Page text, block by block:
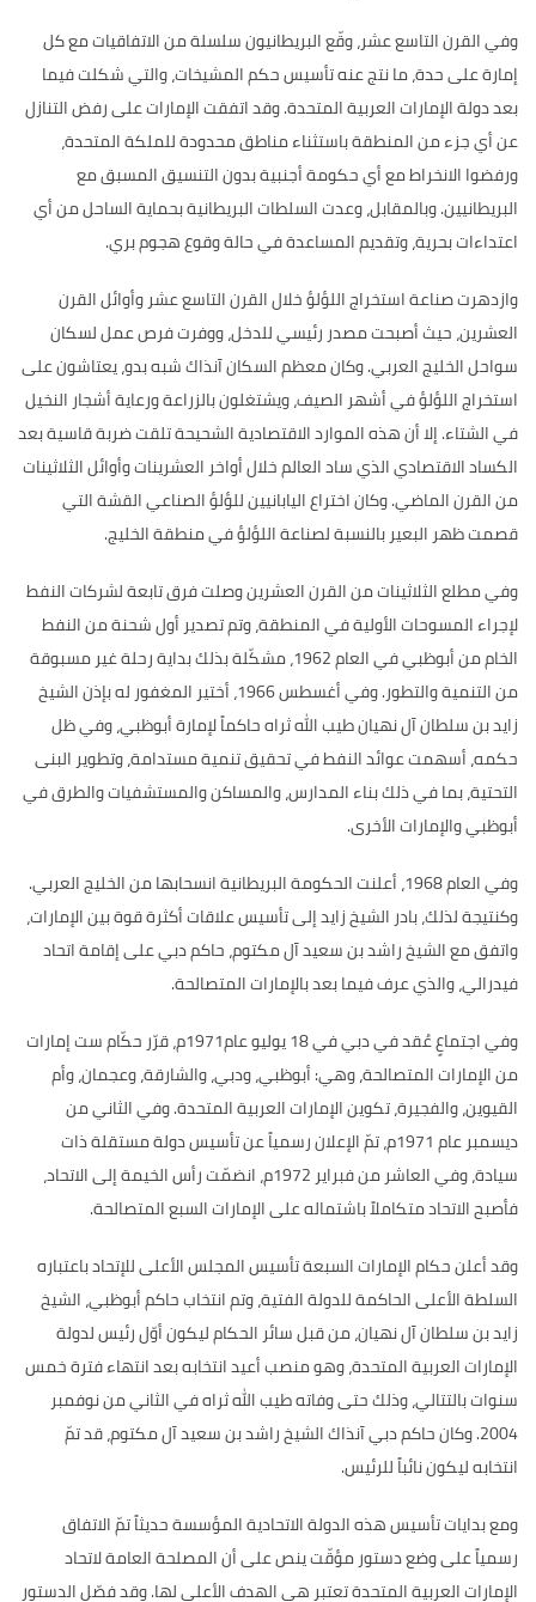
وفي القرن التاسع عشر، وقّع البريطانيون سلسلة من الاتفاقيات مع كل
إمارة على حدة، ما نتج عنه تأسيس حكم المشيخات، والتي شكلت فيما
بعد دولة الإمارات العربية المتحدة.وقد اتفقت الإمارات على رفض التنازل
عن أي جزء من المنطقة باستثناء مناطق محدودة للملكة المتحدة،
ورفضوا الانخراط مع أي حكومة أجنبية بدون التنسيق المسبق مع
البريطانيين.وبالمقابل، وعدت السلطات البريطانية بحماية الساحل من أي
اعتداءات بحرية، وتقديم المساعدة في حالة وقوع هجوم بري.
وازدهرت صناعة استخراج اللؤلؤ خلال القرن التاسع عشر وأوائل القرن
العشرين، حيث أصبحت مصدر رئيسي للدخل، ووفرت فرص عمل لسكان
سواحل الخليج العربي.وكان معظم السكان آنذاك شبه بدو، يعتاشون على
استخراج اللؤلؤ في أشهر الصيف، ويشتغلون بالزراعة ورعاية أشجار النخيل
في الشتاء.إلا أن هذه الموارد الاقتصادية الشحيحة تلقت ضربة قاسية بعد
الكساد الاقتصادي الذي ساد العالم خلال أواخر العشرينات وأوائل الثلاثينات
من القرن الماضي.وكان اختراع اليابانيين للؤلؤ الصناعي القشة التي
قصمت ظهر البعير بالنسبة لصناعة اللؤلؤ في منطقة الخليج.
وفي مطلع الثلاثينات من القرن العشرين وصلت فرق تابعة لشركات النفط
لإجراء المسوحات الأولية في المنطقة، وتم تصدير أول شحنة من النفط
الخام من أبوظبي في العام1962، مشكّلة بذلك بداية رحلة غير مسبوقة
من التنمية والتطور.وفي أغسطس1966، أختير المغفور له بإذن الشيخ
زايد بن سلطان آل نهيان طيب الله ثراه حاكماً لإمارة أبوظبي، وفي ظل
حكمه، أسهمت عوائد النفط في تحقيق تنمية مستدامة، وتطوير البنى
التحتية، بما في ذلك بناء المدارس، والمساكن والمستشفيات والطرق في
أبوظبي والإمارات الأخرى.
وفي العام1968، أعلنت الحكومة البريطانية انسحابها من الخليج العربي.
وكنتيجة لذلك، بادر الشيخ زايد إلى تأسيس علاقات أكثرة قوة بين الإمارات،
واتفق مع الشيخ راشد بن سعيد آل مكتوم، حاكم دبي على إقامة اتحاد
فيدرالي، والذي عرف فيما بعد بالإمارات المتصالحة.
وفي اجتماعٍ عُقد في دبي في18يوليو عام1971م، قرّر حكّام ست إمارات
من الإمارات المتصالحة، وهي:أبوظبي، ودبي، والشارقة، وعجمان، وأم
القيوين، والفجيرة، تكوين الإمارات العربية المتحدة.وفي الثاني من
ديسمبر عام1971م، تمّ الإعلان رسمياً عن تأسيس دولة مستقلة ذات
سيادة، وفي العاشر من فبراير 1972م، انضمّت رأس الخيمة إلى الاتحاد،
فأصبح الاتحاد متكاملاً باشتماله على الإمارات السبع المتصالحة.
وقد أعلن حكام الإمارات السبعة تأسيس المجلس الأعلى للإتحاد باعتباره
السلطة الأعلى الحاكمة للدولة الفتية، وتم انتخاب حاكم أبوظبي، الشيخ
زايد بن سلطان آل نهيان، من قبل سائر الحكام ليكون أوّل رئيس لدولة
الإمارات العربية المتحدة، وهو منصب أعيد انتخابه بعد انتهاء فترة خمس
سنوات بالتتالي، وذلك حتى وفاته طيب الله ثراه في الثاني من نوفمبر
2004. وكان حاكم دبي آنذاك الشيخ راشد بن سعيد آل مكتوم، قد تمّ
انتخابه ليكون نائباً للرئيس.
ومع بدايات تأسيس هذه الدولة الاتحادية المؤسسة حديثاً تمّ الاتفاق
رسمياً على وضع دستور مؤقّت ينص على أن المصلحة العامة لاتحاد
الإمارات العربية المتحدة تعتبر هي الهدف الأعلى لها.وقد فصّل الدستور